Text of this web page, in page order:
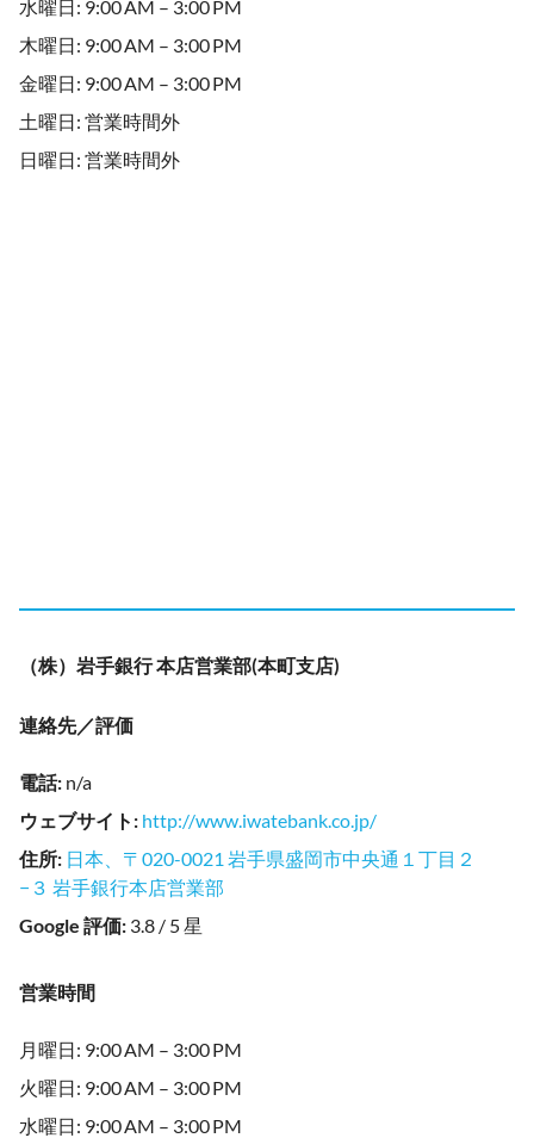
水曜日: 9:00 AM – 3:00 PM
木曜日: 9:00 AM – 3:00 PM
金曜日: 9:00 AM – 3:00 PM
土曜日: 営業時間外
日曜日: 営業時間外
（株）岩手銀行 本店営業部(本町支店)
連絡先／評価
電話: n/a
ウェブサイト : http://www.iwatebank.co.jp/
住所: 日本、〒020-0021 岩手県盛岡市中央通１丁目２
−３ 岩手銀行本店営業部
Google 評価: 3.8 / 5 星
営業時間
月曜日: 9:00 AM – 3:00 PM
火曜日: 9:00 AM – 3:00 PM
水曜日: 9:00 AM – 3:00 PM